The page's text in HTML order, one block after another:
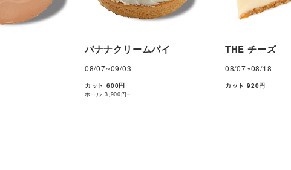
バナナクリームパイ
08/07~09/03
カット 600円
ホール3,900円~
THE チーズ
08/07~08/18
カット 920円